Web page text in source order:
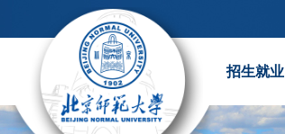
招生就业